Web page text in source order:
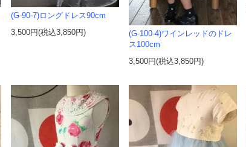
(G-90-7)ロングドレス90cm
3,500円(税込3,850円)
(G-100-4)ワインレッドのドレ
ス100cm
3,500円(税込3,850円)